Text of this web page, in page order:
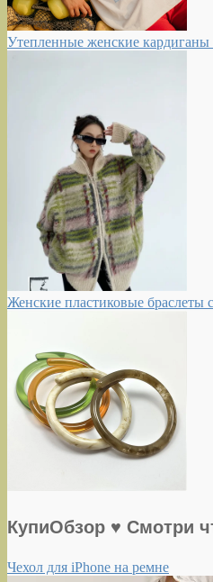
Утепленные женские кардиганы
Женские пластиковые браслеты
КупиОбзор ♥ Смотри
Чехол для iPhone на ремне